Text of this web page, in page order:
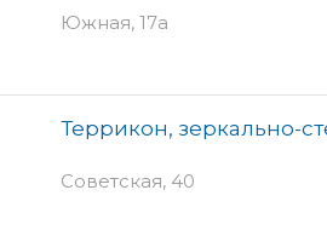
Южная, 17а
Террикон, зеркально-
Советская, 40